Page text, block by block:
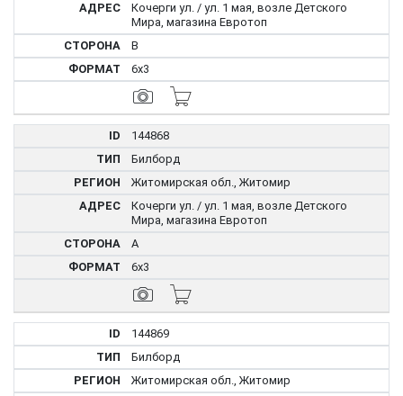
Кочерги ул. / ул. 1 мая, возле Детского
Мира, магазина Евротоп
B
6x3
144868
Билборд
Житомирская обл., Житомир
Кочерги ул. / ул. 1 мая, возле Детского
Мира, магазина Евротоп
A
6x3
144869
Билборд
Житомирская обл., Житомир